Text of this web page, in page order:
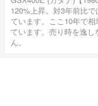
120%上昇。対3年前比
ています。ここ10年で
ています。売り時を逸
ん。